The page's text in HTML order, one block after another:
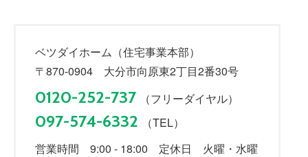
ベツダイホーム（住宅事業本部）
〒870-0904 大分市向原東2丁目2番30号
0120-252-737 （フリーダイヤル）
097-574-6332
（TEL）
営業時間 9:00 - 18:00 定休日 火曜・水曜